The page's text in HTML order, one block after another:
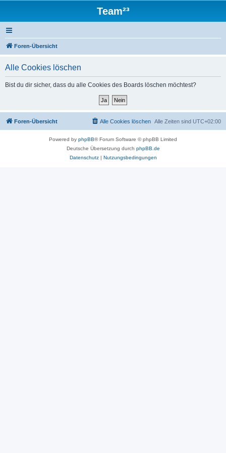
Team²³
Foren-Übersicht
Alle Cookies löschen
Bist du dir sicher, dass du alle Cookies des Boards löschen möchtest?
Foren-Übersicht Alle Zeiten sind UTC+02:00
Alle Cookies löschen
Powered by phpBB® Forum Software © phpBB Limited
Deutsche Übersetzung durch phpBB.de
Datenschutz| Nutzungsbedingungen